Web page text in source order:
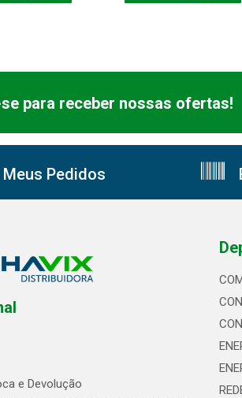
para receber nossas ofertas!
Meus Pedidos
e Devolução